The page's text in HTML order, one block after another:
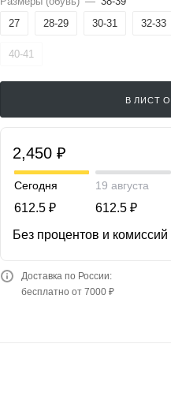
27
28-29 30-31 32-33
40-41
В ЛИСТ
2,450 ₽
Сегодня
612.5 ₽
19 августа
612.5 ₽
Без процентов и комиссий
Доставка по России:
бесплатно от 7000 ₽